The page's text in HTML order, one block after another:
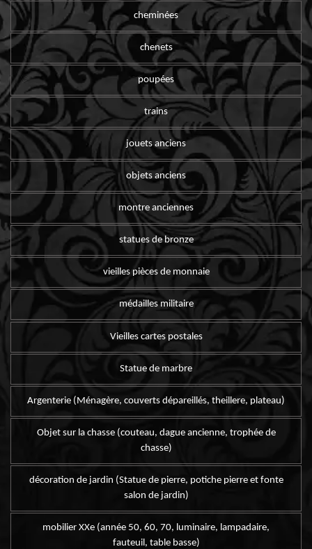
cheminées
chenets
poupées
trains
jouets anciens
objets anciens
montre anciennes
statues de bronze
vieilles pièces de monnaie
médailles militaire
Vieilles cartes postales
Statue de marbre
Argenterie (Ménagère, couverts dépareillés, theillere, plateau)
Objet sur la chasse (couteau, dague ancienne, trophée de
chasse)
décoration de jardin (Statue de pierre, potiche pierre et fonte
salon de jardin)
mobilier XXe (année 50, 60, 70, luminaire, lampadaire,
fauteuil, table basse)